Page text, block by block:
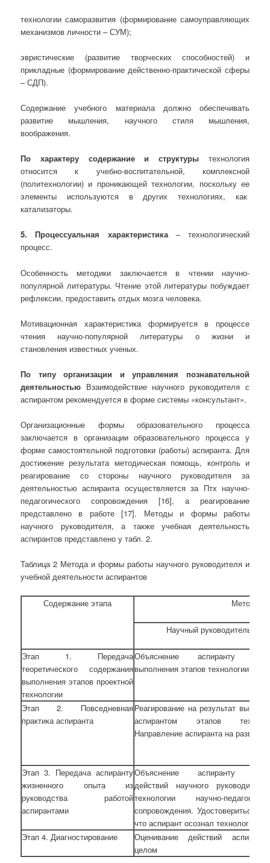
технологии саморазвития (формирование самоуправляющих
механизмов личности – СУМ);
эвристические (развитие творческих способностей) и
прикладные (формирование действенно-практической сферы
– СДП).
Содержание учебного материала должно обеспечивать
развитие мышления, научного стиля мышления,
воображения.
По характеру содержание и структуры технология
относится к учебно-воспитательной, комплексной
(политехнологии) и проникающей технологии, поскольку ее
элементы используются в других технологиях, как
катализаторы.
5. Процессуальная характеристика – технологический
процесс.
Особенность методики заключается в чтении научно-
популярной литературы. Чтение этой литературы побуждает
рефлексии, предоставить отдых мозга человека.
Мотивационная характеристика формируется в процессе
чтения научно-популярной литературы о жизни и
становления известных ученых.
По типу организации и управления познавательной
деятельностью Взаимодействие научного руководителя с
аспирантом рекомендуется в форме системы «консультант».
Организационные формы образовательного процесса
заключается в организации образовательного процесса у
форме самостоятельной подготовки (работы) аспиранта. Для
достижение результата методическая помощь, контроль и
реагирование со стороны научного руководителя за
деятельностью аспиранта осуществляется за Птх научно-
педагогического сопровождения [16], а реагирование
представлено в работе [17]. Методы и формы работы
научного руководителя, а также учебная деятельность
аспирантов представлено у табл. 2.
Таблица 2 Метода и формы работы научного руководителя и
учебной деятельности аспирантов
Содержание этапа Методы и
Научный руководитель
Этап 1. Передача
теоретического содержания
выполнения этапов проектной
технологии
Объяснение аспиранту
выполнения этапов технологии
Этап 2. Повседневная
практика аспиранта
Реагирование на результат
аспирантом этапов
Направление аспиранта на развитие
Этап 3. Передача аспиранту
жизненного опыта из
руководства работой
аспирантами
Объяснение аспиранту
действий научного
технологии научно-
сопровождения. Удостовериться в
что аспирант осознал технологию
Этап 4. Диагностирование
Оценивание действий
целом